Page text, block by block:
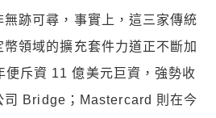
跡可尋，事實上，這三家傳統
領域的擴充套件力道正不斷加
斥資 11 億美元巨資，強勢收
司 Bridge；Mastercard 則在今